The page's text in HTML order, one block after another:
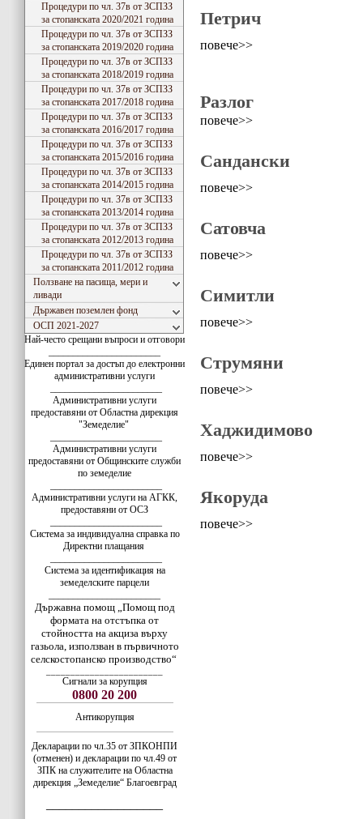
Процедури по чл. 37в от ЗСПЗЗ
за стопанската 2020/2021 година
Процедури по чл. 37в от ЗСПЗЗ
за стопанската 2019/2020 година
Процедури по чл. 37в от ЗСПЗЗ
за стопанската 2018/2019 година
Процедури по чл. 37в от ЗСПЗЗ
за стопанската 2017/2018 година
Процедури по чл. 37в от ЗСПЗЗ
за стопанската 2016/2017 година
Процедури по чл. 37в от ЗСПЗЗ
за стопанската 2015/2016 година
Процедури по чл. 37в от ЗСПЗЗ
за стопанската 2014/2015 година
Процедури по чл. 37в от ЗСПЗЗ
за стопанската 2013/2014 година
Процедури по чл. 37в от ЗСПЗЗ
за стопанската 2012/2013 година
Процедури по чл. 37в от ЗСПЗЗ
за стопанската 2011/2012 година
Ползване на пасища, мери и
ливади
Държавен поземлен фонд
ОСП 2021-2027
Най-често срещани въпроси и отговори
Единен портал за достъп до електронни
административни услуги
Административни услуги
предоставяни от Областна дирекция
"Земеделие"
Административни услуги
предоставяни от Общинските служби
по земеделие
Административни услуги на АГКК,
предоставяни от ОСЗ
Система за индивидуална справка по
Директни плащания
Система за идентификация на
земеделските парцели
Държавна помощ „Помощ под
формата на отстъпка от
стойността на акциза върху
газьола, използван в първичното
селскостопанско производство“
Сигнали за корупция
0800 20 200
Антикорупция
Декларации по чл.35 от ЗПКОНПИ
(отменен) и декларации по чл.49 от
ЗПК на служителите на Областна
дирекция „Земеделие“ Благоевград
Петрич
повече>>
Разлог
повече>>
Сандански
повече>>
Сатовча
повече>>
Симитли
повече>>
Струмяни
повече>>
Хаджидимово
повече>>
Якоруда
повече>>